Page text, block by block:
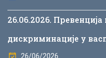
26.06.2026.
дискриминације у
26/06/2026